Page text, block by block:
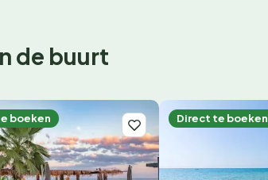
de buurt
boeken Direct te boeken